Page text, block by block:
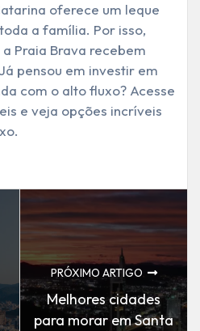
oferece um leque
a família. Por isso,
Praia Brava recebem
pensou em investir em
com o alto fluxo? Acesse
e veja opções incríveis
PRÓXIMO ARTIGO
Melhores cidades
para morar em Santa